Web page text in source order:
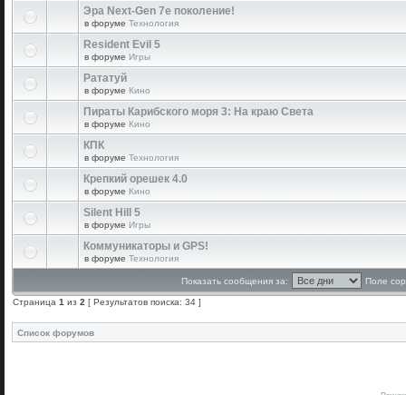
Эра Next-Gen 7е поколение!
в форуме Технология
Resident Evil 5
в форуме Игры
Рататуй
в форуме Кино
Пираты Карибского моря 3: На краю Света
в форуме Кино
КПК
в форуме Технология
Крепкий орешек 4.0
в форуме Кино
Silent Hill 5
в форуме Игры
Коммуникаторы и GPS!
в форуме Технология
Показать сообщения за: Поле
Страница 1 из 2 [ Результатов поиска: 34 ]
Список форумов